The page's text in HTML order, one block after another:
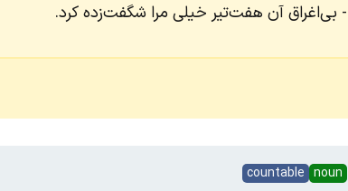
بی‌اغراق آن هفت‌تیر خیلی مرا شگفت‌زده کرد.
noun
countable